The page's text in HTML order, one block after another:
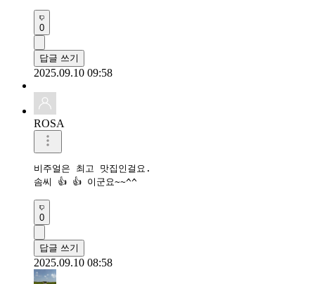
0
답글 쓰기
2025.09.10 09:58
ROSA
비주얼은 최고 맛집인걸요.
솜씨 👍 👍 이군요~~^^
0
답글 쓰기
2025.09.10 08:58